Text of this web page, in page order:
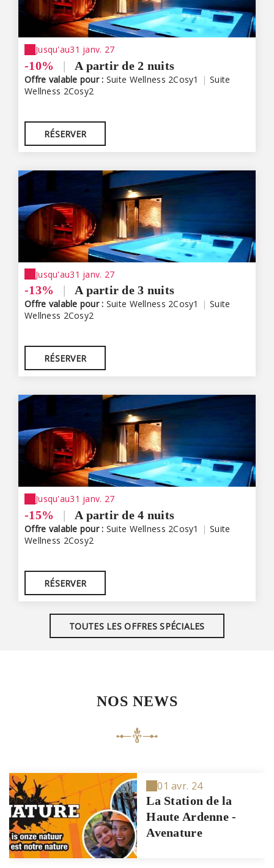
Jusqu'au31 janv. 27
-10% | A partir de 2 nuits
Offre valable pour : Suite Wellness 2Cosy1 | Suite
Wellness 2Cosy2
RÉSERVER
Jusqu'au31 janv. 27
-13% | A partir de 3 nuits
Offre valable pour : Suite Wellness 2Cosy1 | Suite
Wellness 2Cosy2
RÉSERVER
Jusqu'au31 janv. 27
-15% | A partir de 4 nuits
Offre valable pour : Suite Wellness 2Cosy1 | Suite
Wellness 2Cosy2
RÉSERVER
TOUTES LES OFFRES SPÉCIALES
NOS NEWS
01 avr. 24
La Station de la
Haute Ardenne -
Avenature